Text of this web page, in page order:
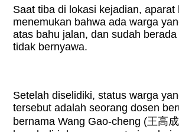
Saat tiba di lokasi kejadian, aparat
menemukan bahwa ada warga
atas bahu jalan, dan sudah
tidak bernyawa.
Setelah diselidiki, status warga
tersebut adalah seorang dosen
bernama Wang Gao-cheng (王高